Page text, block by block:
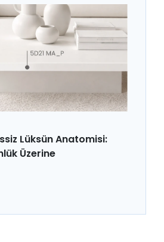
Lüksün Anatomisi:
Üzerine